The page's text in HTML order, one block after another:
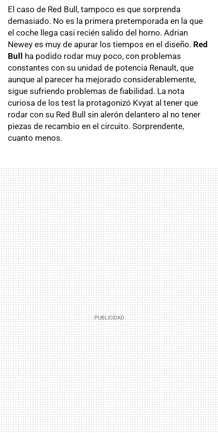
El caso de Red Bull, tampoco es que sorprenda
demasiado. No es la primera pretemporada en la que
el coche llega casi recién salido del horno. Adrian
Newey es muy de apurar los tiempos en el diseño. Red
Bull ha podido rodar muy poco, con problemas
constantes con su unidad de potencia Renault, que
aunque al parecer ha mejorado considerablemente,
sigue sufriendo problemas de fiabilidad. La nota
curiosa de los test la protagonizó Kvyat al tener que
rodar con su Red Bull sin alerón delantero al no tener
piezas de recambio en el circuito. Sorprendente,
cuanto menos.